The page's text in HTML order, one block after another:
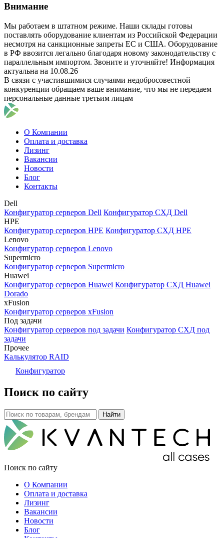
Внимание
Мы работаем в штатном режиме. Наши склады готовы
поставлять оборудование клиентам из Российской Федерации
несмотря на санкционные запреты ЕС и США. Оборудование
в РФ ввозится легально благодаря новому законодательству с
параллельным импортом. Звоните и уточняйте! Информация
актуальна на 10.08.26
В связи с участившимися случаями недобросовестной
конкуренции обращаем ваше внимание, что мы не передаем
персональные данные третьим лицам
О Компании
Оплата и доставка
Лизинг
Вакансии
Новости
Блог
Контакты
Dell
Конфигуратор серверов Dell Конфигуратор СХД Dell
HPE
Конфигуратор серверов HPE Конфигуратор СХД HPE
Lenovo
Конфигуратор серверов Lenovo
Supermicro
Конфигуратор серверов Supermicro
Huawei
Конфигуратор серверов Huawei Конфигуратор СХД Huawei
Dorado
xFusion
Конфигуратор серверов xFusion
Под задачи
Конфигуратор серверов под задачи Конфигуратор СХД под
задачи
Прочее
Калькулятор RAID
Конфигуратор
Поиск по сайту
Поиск по сайту
О Компании
Оплата и доставка
Лизинг
Вакансии
Новости
Блог